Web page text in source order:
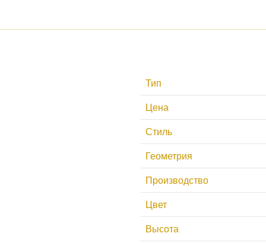
Тип
Цена
Стиль
Геометрия
Производство
Цвет
Высота